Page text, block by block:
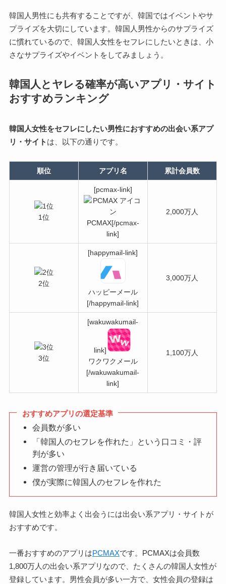
韓国人男性にも共有することですが、韓国ではイベントやサ
プライズを大切にしています。韓国人男性からのサプライズ
に慣れているので、韓国人女性をセフレにしたいときは、小
さなサプライズやイベントをしてみましょう。
韓国人とヤレる確率が高いアプリ・サイト
おすすめランキング
韓国人女性をセフレにしたい男性におすすめの出会い系アプ
リ・サイト は、以下の通りです。
順位 アプリ名 累計会員数
1位
[pcmax-link]
PCMAX[/pcmax-
link]
2,000万人
2位
[happymail-link]
ハッピーメール
[/happymail-link]
3,000万人
3位
[wakuwakumail-
link]
ワクワクメール
[/wakuwakumail-
link]
1,100万人
おすすめアプリの選定基準
会員数が多い
「韓国人のセフレを作れた」という口コミ・評
判が多い
運営の管理が行き届いている
僕が実際に韓国人のセフレを作れた
韓国人女性と効率よく出会うには出会い系アプリ・サイトが
おすすめです。
一番おすすめのアプリはPCMAXです。PCMAXは会員数
1,800万人の出会い系アプリなので、たくさんの韓国人女性が
登録しています。男性会員が多い一方で、女性会員の登録は